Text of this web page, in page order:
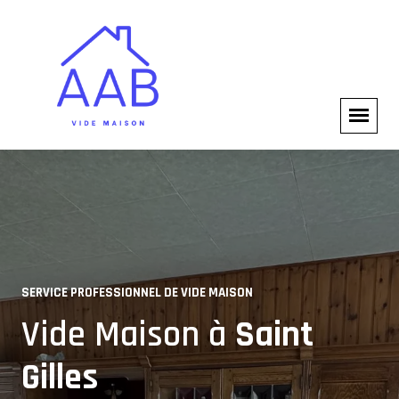
SERVICE PROFESSIONNEL DE VIDE MAISON
Vide Maison àSaint
Gilles
VIDE MAISON COMPLET
Experts en Vide Maison à
Saint Gilles